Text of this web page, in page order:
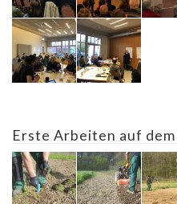
Erste Arbeiten auf